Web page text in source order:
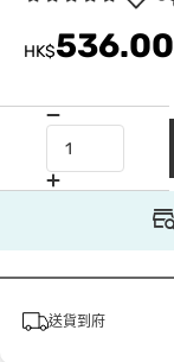
HK$536.00
送貨到府